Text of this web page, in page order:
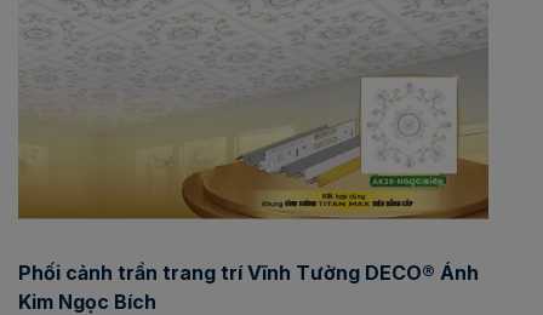
Phối cảnh trần trang trí Vĩnh Tường DECO® Ánh
Kim Ngọc Bích